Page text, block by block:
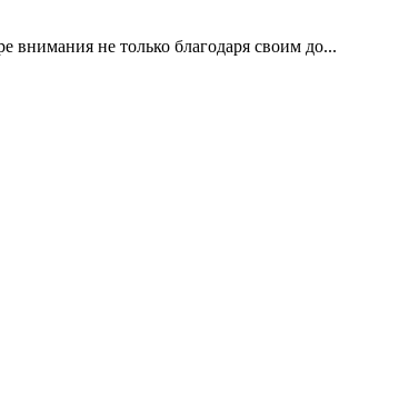
внимания не только благодаря своим до...